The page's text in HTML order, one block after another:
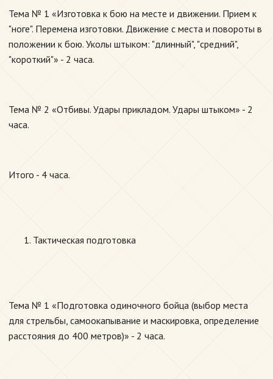
Тема № 1 «Изготовка к бою на месте и движении. Прием к
"ноге". Перемена изготовки. Движение с места и повороты в
положении к бою. Уколы штыком: "длинный", "средний",
"короткий"» - 2 часа.
Тема № 2 «Отбивы. Удары прикладом. Удары штыком» - 2
часа.
Итого - 4 часа.
Тактическая подготовка
Тема № 1 «Подготовка одиночного бойца (выбор места
для стрельбы, самоокапывание и маскировка, определение
расстояния до 400 метров)» - 2 часа.